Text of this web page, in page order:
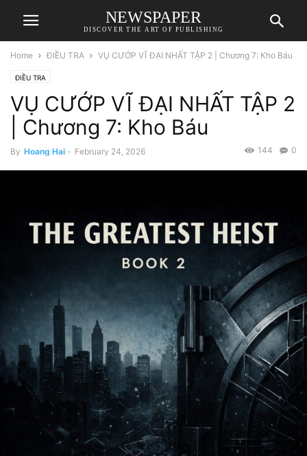
NEWSPAPER
DISCOVER THE ART OF PUBLISHING
Home ĐIỀU TRA VỤ CƯỚP VĨ ĐẠI NHẤT TẬP 2 | Chương 7: Kho Báu
ĐIỀU TRA
VỤ CƯỚP VĨ ĐẠI NHẤT TẬP 2
| Chương 7: Kho Báu
By Hoang Hai - February 24, 2026 0
144